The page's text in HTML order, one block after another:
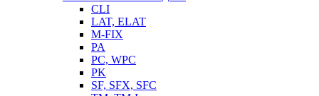
CLI
LAT, ELAT
M-FIX
PA
PC, WРС
PK
SF, SFX, SFC